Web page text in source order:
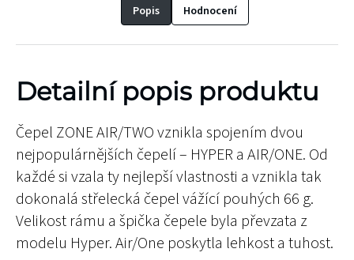
Popis Hodnocení
Detailní popis produktu
Čepel ZONE AIR/TWO vznikla spojením dvou
nejpopulárnějších čepelí – HYPER a AIR/ONE. Od
každé si vzala ty nejlepší vlastnosti a vznikla tak
dokonalá střelecká čepel vážící pouhých 66 g.
Velikost rámu a špička čepele byla převzata z
modelu Hyper. Air/One poskytla lehkost a tuhost.